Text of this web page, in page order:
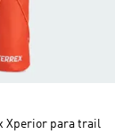
Xperior para trail